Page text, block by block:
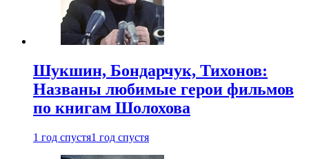
Шукшин, Бондарчук, Тихонов:
Названы любимые герои фильмов
по книгам Шолохова
1 год спустя1 год спустя